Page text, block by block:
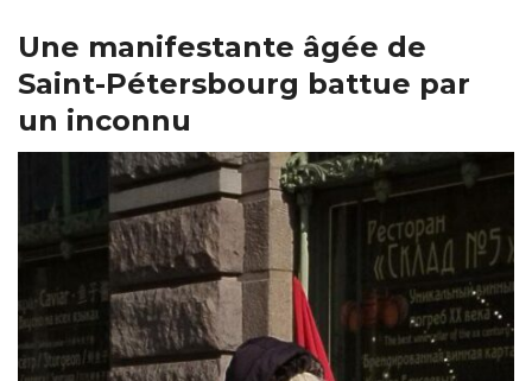
Une manifestante âgée de
Saint-Pétersbourg battue par
un inconnu